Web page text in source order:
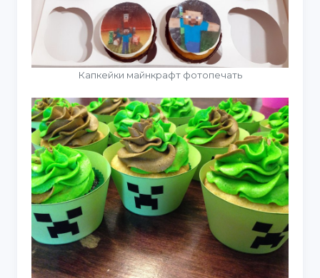
Капкейки майнкрафт фотопечать